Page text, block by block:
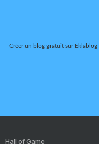
Créer un blog gratuit sur Eklablog
Hall of Game